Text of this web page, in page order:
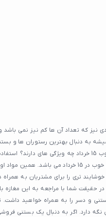
نیز که تعداد آن ها کم نیز نمی
به دنبال بهترین رستوران ها و
ها از جمله 15 خرداد می گردند. اما بستنی فروشی های خوب 15 خرداد چه
متریال تازه و خوشمزه اولین خصیصه یک بستنی فروشی خوب
تری را برای مشتریان به همراه
خوب در 15 خرداد می گردد. در حقیقت شما با مراجعه به
و دسر را به همراه خواهید داشت.